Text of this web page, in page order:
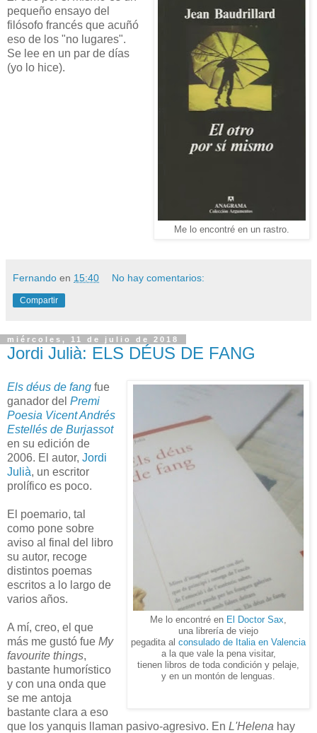
Me lo encontré en un rastro.
pequeño ensayo del
filósofo francés que acuñó
eso de los "no lugares".
Se lee en un par de días
(yo lo hice).
Fernando en 15:40 No hay comentarios:
Compartir
miércoles, 11 de julio de 2018
Jordi Julià: ELS DÉUS DE FANG
Me lo encontré en El Doctor Sax,
una librería de viejo
pegadita al consulado de Italia en Valencia
a la que vale la pena visitar,
tienen libros de toda condición y pelaje,
y en un montón de lenguas.
Els déus de fang fue
ganador del Premi
Poesia Vicent Andrés
Estellés de Burjassot
en su edición de
2006. El autor, Jordi
Julià, un escritor
prolífico es poco.
El poemario, tal
como pone sobre
aviso al final del libro
su autor, recoge
distintos poemas
escritos a lo largo de
varios años.
A mí, creo, el que
más me gustó fue My
favourite things,
bastante humorístico
y con una onda que
se me antoja
bastante clara a eso
que los yanquis llaman pasivo-agresivo. En L'Helena hay